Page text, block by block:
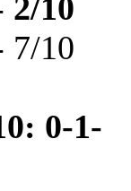
2/10
7/10
0-1-